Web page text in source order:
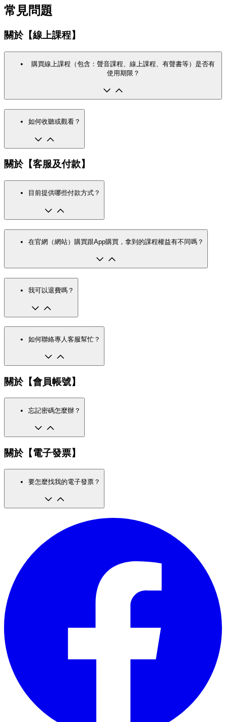
常見問題
關於【線上課程】
購買線上課程（包含：聲音課程、線上課程、有聲書等）是否有
使用期限？
如何收聽或觀看？
關於【客服及付款】
目前提供哪些付款方式？
在官網（網站）購買跟App購買，拿到的課程權益有不同嗎？
我可以退費嗎？
如何聯絡專人客服幫忙？
關於【會員帳號】
忘記密碼怎麼辦？
關於【電子發票】
要怎麼找我的電子發票？